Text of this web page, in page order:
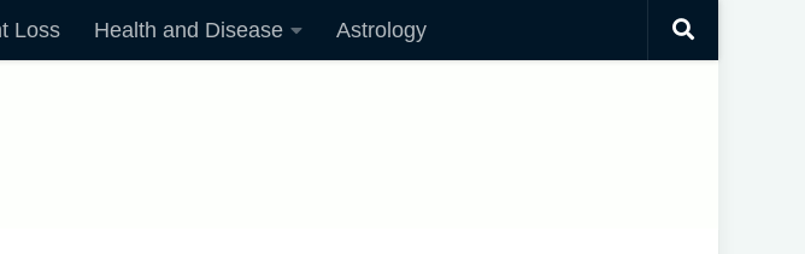
Loss Health and Disease Astrology